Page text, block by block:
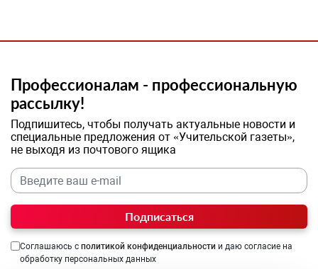
Профессионалам - профессиональную
рассылку!
Подпишитесь, чтобы получать актуальные новости и
специальные предложения от «Учительской газеты»,
не выходя из почтового ящика
Подписаться
Соглашаюсь с политикой конфиденциальности и даю согласие на
обработку персональных данных